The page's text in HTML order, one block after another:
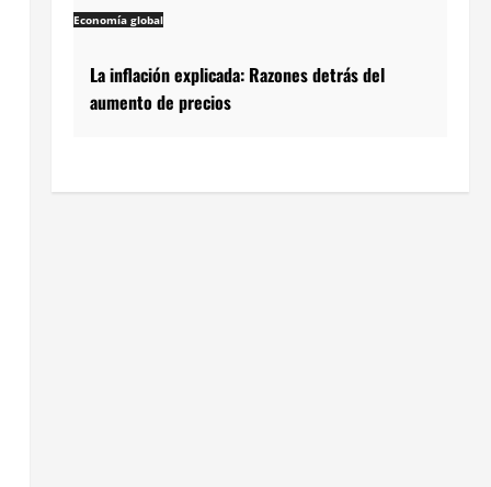
Economía global
La inflación explicada: Razones detrás del
aumento de precios